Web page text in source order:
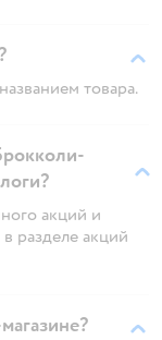
товара.
акций и
разделе акций